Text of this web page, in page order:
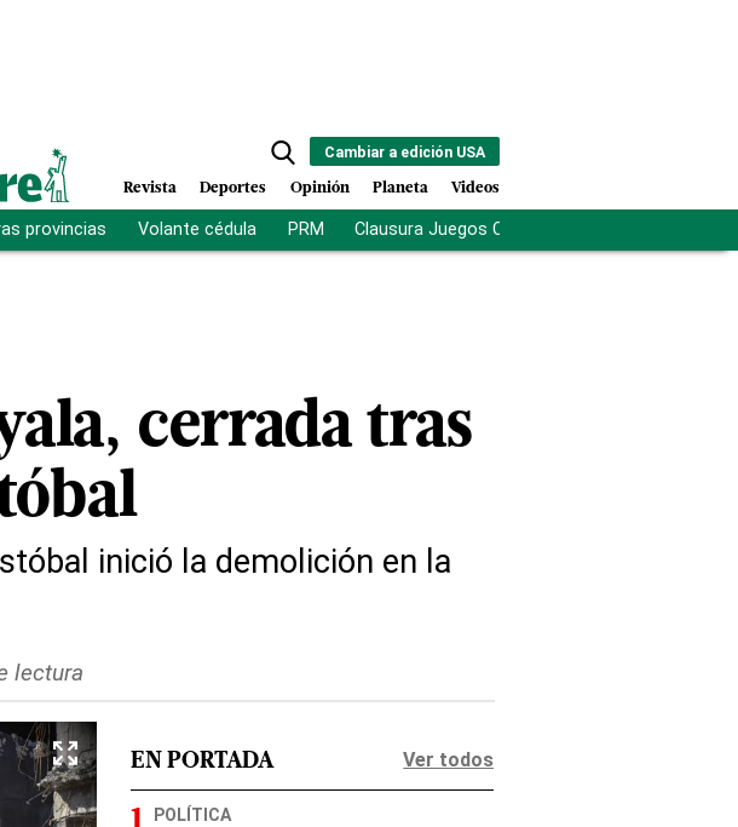
Cambiar a edición USA
Revista Deportes Opinión Planeta Videos
provincias Volante cédula PRM Clausura Juegos Centroamericanos
cerrada tras
inició la demolición en la
lectura
EN PORTADA Ver todos
POLÍTICA